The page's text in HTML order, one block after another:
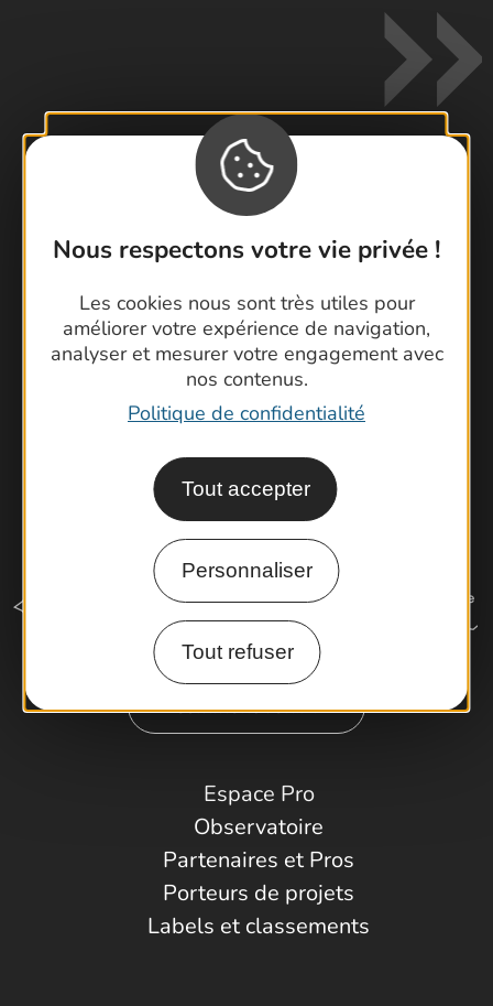
Nous respectons votre vie privée !
Les cookies nous sont très utiles pour
améliorer votre expérience de navigation,
analyser et mesurer votre engagement avec
nos contenus.
Politique de confidentialité
Tout accepter
Personnaliser
Tout refuser
Contactez-nous !
Foire aux questions
Cartoguides et Topoguides
Latitude Gard
Comment venir ?
Espace Pro
Observatoire
Partenaires et Pros
Porteurs de projets
Labels et classements